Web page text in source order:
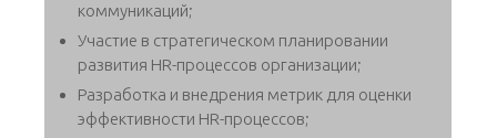
коммуникаций;
Участие в стратегическом планировании
развития HR-процессов организации;
Разработка и внедрения метрик для оценки
эффективности HR-процессов;